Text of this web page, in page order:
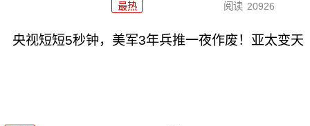
最热 阅读 20926
央视短短5秒钟，美军3年兵推一夜作废！亚太变天